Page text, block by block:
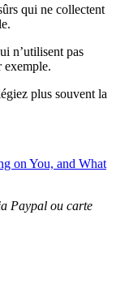
qui ne collectent
n’utilisent pas
exemple.
plus souvent la
on You, and What
Paypal ou carte